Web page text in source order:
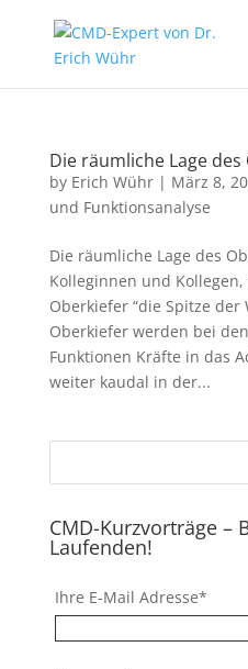
Die räumliche Lage
by Erich Wühr| März 8,
und Funktionsanalyse
Die räumliche Lage des
Kolleginnen und
Oberkiefer “die Spitze der
Oberkiefer werden bei
Funktionen Kräfte in das
weiter kaudal in der...
CMD-Kurzvorträge –
Laufenden!
Ihre E-Mail Adresse*